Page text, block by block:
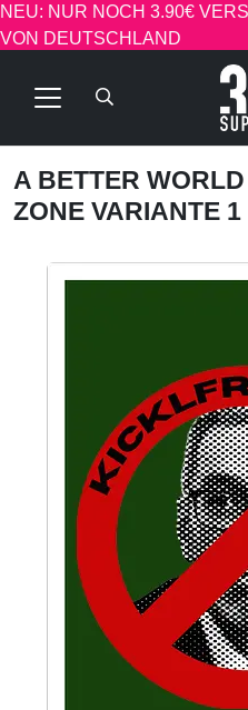
NEU: NUR NOCH 3.90€
VON DEUTSCHLAND
A BETTER WORLD
ZONE VARIANTE 1